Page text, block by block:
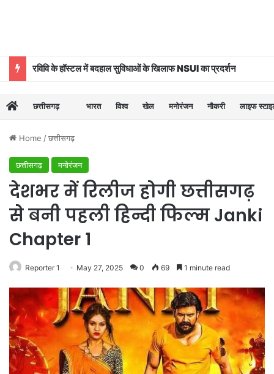
रविवि के हॉस्टल में बदहाल सुविधाओं के खिलाफ NSUI का प्रदर्शन
छत्तीसगढ़ भारत विश्व खेल मनोरंजन नौकरी लाइफ
Home /छत्तीसगढ़
छत्तीसगढ़ मनोरंजन
देशभर में रिलीज होगी छत्तीसगढ़
से बनी पहली हिन्दी फिल्म Janki
Chapter 1
Reporter 1 May 27, 2025 0 69 1 minute read